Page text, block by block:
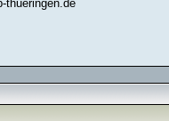
thueringen.de